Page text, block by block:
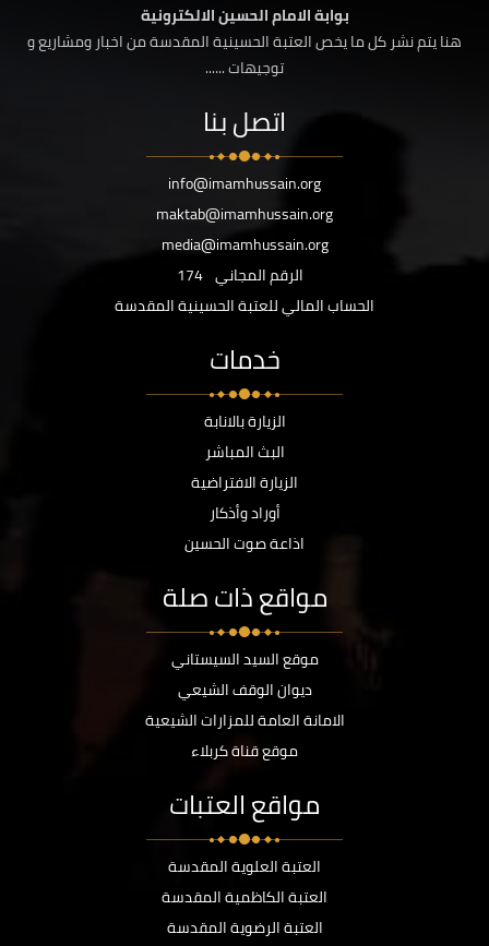
بوابة الامام الحسين الالكترونية
هنا يتم نشر كل ما يخص العتبة الحسينية المقدسة من اخبار ومشاريع و
توجيهات ......
اتصل بنا
info@imamhussain.org
maktab@imamhussain.org
media@imamhussain.org
الرقم المجاني 174
الحساب المالي للعتبة الحسينية المقدسة
خدمات
الزيارة بالانابة
البث المباشر
الزيارة الافتراضية
أوراد وأذكار
اذاعة صوت الحسين
مواقع ذات صلة
موقع السيد السيستاني
ديوان الوقف الشيعي
الامانة العامة للمزارات الشيعية
موقع قناة كربلاء
مواقع العتبات
العتبة العلوية المقدسة
العتبة الكاظمية المقدسة
العتبة الرضوية المقدسة